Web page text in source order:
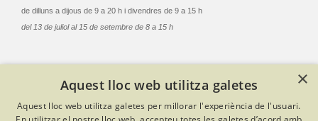
de dilluns a dijous de 9 a 20 h i divendres de 9 a 15 h
del 13 de juliol al 15 de setembre de 8 a 15 h
© Col·legi Oficial Infermeres i Infermers de Barcelona
Criteris de privacitat
Política de cookies Avís legal
×
Aquest lloc web utilitza galetes
Aquest lloc web utilitza galetes per millorar l'experiència de l'usuari.